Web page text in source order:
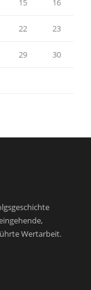
15 16
22 23
29 30
Wertarbeit.